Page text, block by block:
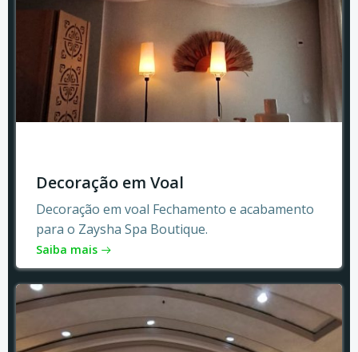
Decoração em Voal
Decoração em voal Fechamento e acabamento
para o Zaysha Spa Boutique.
Saiba mais